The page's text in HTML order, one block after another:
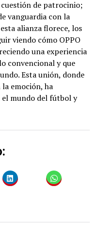
de patrocinio;
vanguardia con la
alianza florece, los
viendo cómo OPPO
una experiencia
convencional y que
Esta unión, donde
emoción, ha
el mundo del fútbol y